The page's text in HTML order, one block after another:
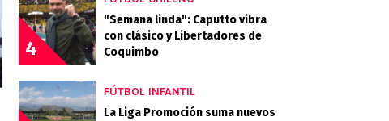
4
"Semana linda": Caputto vibra
con clásico y Libertadores de
Coquimbo
FÚTBOL INFANTIL
La Liga Promoción suma nuevos